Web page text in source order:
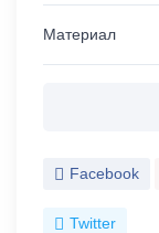
Материал
Facebook
Twitter